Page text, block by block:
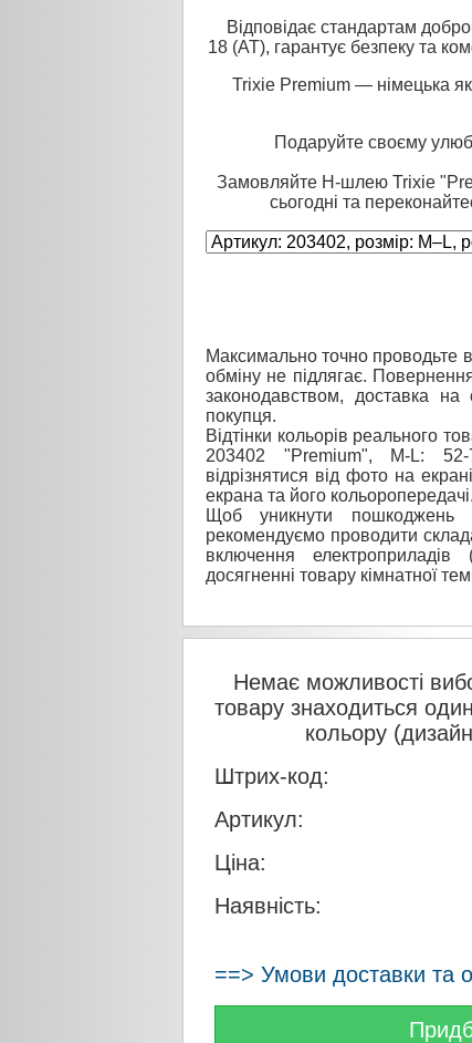
Відповідає стандартам
18 (AT), гарантує безпеку та
Trixie Premium — німецька
Подаруйте своєму
Замовляйте H-шлею Trixie
сьогодні та
Максимально точно проводьте
обміну не підлягає.
законодавством, доставка
покупця.
Відтінки кольорів реального
203402 "Premium", M-L: 52-
відрізнятися від фото на
екрана та його кольоропередачі.
Щоб уникнути пошкоджень
рекомендуємо проводити
включення
досягненні товару кімнатної
Немає можливості
товару знаходиться
кольору
Штрих-код:
Артикул:
Ціна:
Наявність:
==> Умови доставки та